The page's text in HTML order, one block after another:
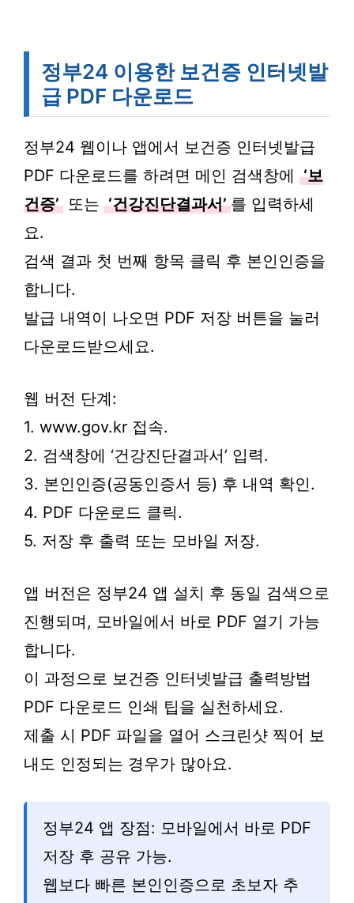
정부24 이용한 보건증 인터넷발
급 PDF 다운로드
정부24 웹이나 앱에서 보건증 인터넷발급
PDF 다운로드를 하려면 메인 검색창에 ‘보
건증’ 또는 ‘건강진단결과서’ 를 입력하세
요.
검색 결과 첫 번째 항목 클릭 후 본인인증을
합니다.
발급 내역이 나오면 PDF 저장 버튼을 눌러
다운로드받으세요.
웹 버전 단계:
1. www.gov.kr 접속.
2. 검색창에 ‘건강진단결과서’ 입력.
3. 본인인증(공동인증서 등) 후 내역 확인.
4. PDF 다운로드 클릭.
5. 저장 후 출력 또는 모바일 저장.
앱 버전은 정부24 앱 설치 후 동일 검색으로
진행되며, 모바일에서 바로 PDF 열기 가능
합니다.
이 과정으로 보건증 인터넷발급 출력방법
PDF 다운로드 인쇄 팁을 실천하세요.
제출 시 PDF 파일을 열어 스크린샷 찍어 보
내도 인정되는 경우가 많아요.
정부24 앱 장점: 모바일에서 바로 PDF
저장 후 공유 가능.
웹보다 빠른 본인인증으로 초보자 추